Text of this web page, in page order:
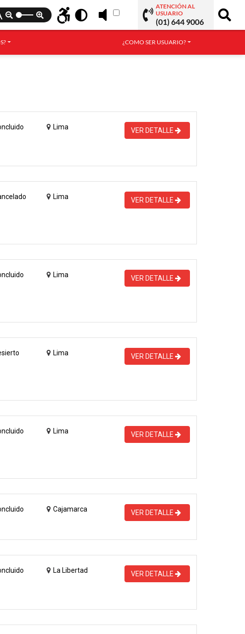
ATENCIÓN AL
USUARIO
(01) 644 9006
¿COMO SER USUARIO?
Lima VER DETALLE
Lima VER DETALLE
Lima VER DETALLE
Lima VER DETALLE
Lima VER DETALLE
Cajamarca VER DETALLE
La Libertad VER DETALLE